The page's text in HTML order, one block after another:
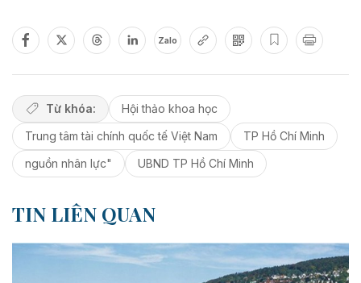
Zalo
Từ khóa:
Hội thảo khoa học
Trung tâm tài chính quốc tế Việt Nam
TP Hồ Chí Minh
nguồn nhân lực"
UBND TP Hồ Chí Minh
TIN LIÊN QUAN